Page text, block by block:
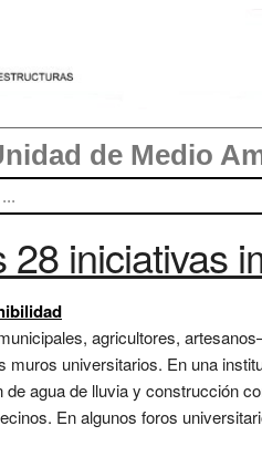
de Medio
28 iniciativas
agricultores,
universitarios. En una
agua de lluvia y construcción
En algunos foros